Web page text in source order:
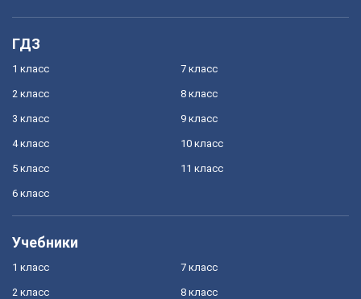
ГДЗ
1 класс
2 класс
3 класс
4 класс
5 класс
6 класс
7 класс
8 класс
9 класс
10 класс
11 класс
Учебники
1 класс
2 класс
7 класс
8 класс